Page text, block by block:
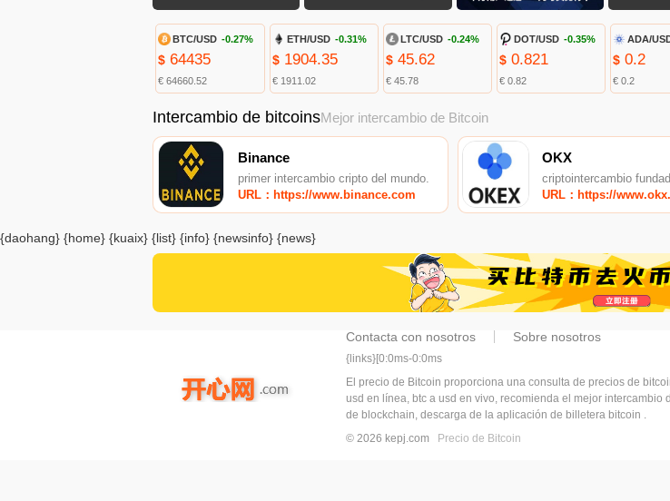
BTC/USD -0.27%
$ 64435
€ 64660.52
ETH/USD -0.31%
$1904.35
€ 1911.02
LTC/USD -0.24%
$45.62
€ 45.78
DOT/USD -0.35%
$0.821
€ 0.82
ADA/
$0.2
€ 0.2
Intercambio de bitcoinsMejor intercambio de Bitcoin
Binance
primer intercambio cripto del mundo.
URL：https://www.binance.com
OKX
criptointercambio
URL：https://
{daohang} {home} {kuaix} {list} {info} {newsinfo} {news}
Contacta con nosotros Sobre nosotros
{links}[0:0ms-0:0ms
El precio de Bitcoin proporciona una consulta de precios de
usd en línea, btc a usd en vivo, recomienda el mejor
de blockchain, descarga de la aplicación de billetera bitcoin .
© 2026 kepj.com
Precio de Bitcoin